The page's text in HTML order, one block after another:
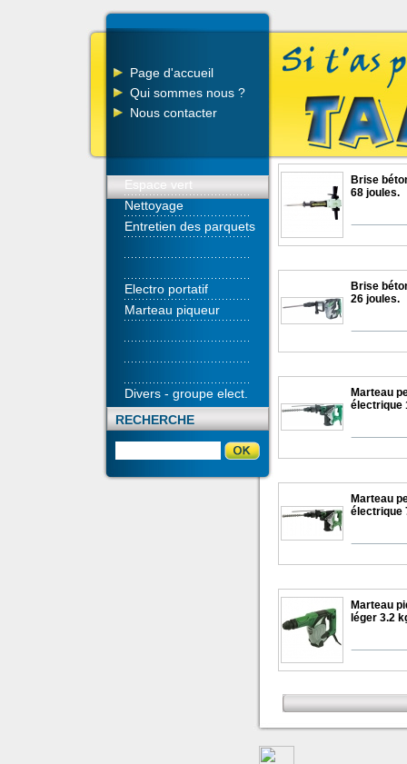
Page d'accueil
Qui sommes nous ?
Nous contacter
Espace vert
Nettoyage
Entretien des parquets
Electro portatif
Marteau piqueur
Divers - groupe elect.
RECHERCHE
Brise
68 joules.
Brise
26 joules.
Marteau
électrique
Marteau
électrique
Marteau
léger 3.2